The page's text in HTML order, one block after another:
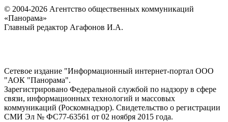
© 2004-2026 Агентство общественных коммуникаций
«Панорама»
Главный редактор Агафонов И.А.
Сетевое издание "Информационный интернет-портал ООО
"АОК "Панорама".
Зарегистрировано Федеральной службой по надзору в сфере
связи, информационных технологий и массовых
коммуникаций (Роскомнадзор). Cвидетельство о регистрации
СМИ Эл № ФС77-63561 от 02 ноября 2015 года.